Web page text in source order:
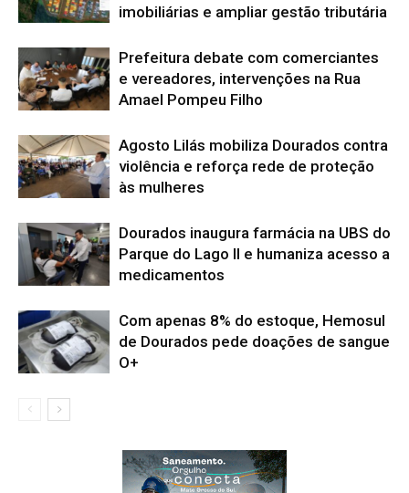
imobiliárias e ampliar gestão tributária
Prefeitura debate com comerciantes
e vereadores, intervenções na Rua
Amael Pompeu Filho
Agosto Lilás mobiliza Dourados contra
violência e reforça rede de proteção
às mulheres
Dourados inaugura farmácia na UBS do
Parque do Lago II e humaniza acesso a
medicamentos
Com apenas 8% do estoque, Hemosul
de Dourados pede doações de sangue
O+